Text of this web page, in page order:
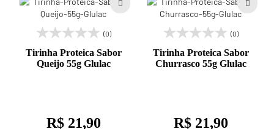
(0)
Tirinha Proteica Sabor
Queijo 55g Glulac
R$ 21,90
(0)
Tirinha Proteica Sabor
Churrasco 55g Glulac
R$ 21,90